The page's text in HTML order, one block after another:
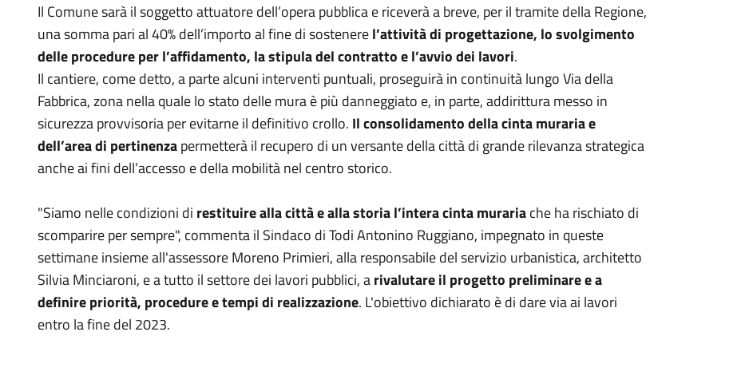
Il Comune sarà il soggetto attuatore dell’opera pubblica e riceverà a breve, per il tramite della Regione,
una somma pari al 40% dell’importo al fine di sostenerel’attività di progettazione, lo svolgimento
delle procedure per l’affidamento, la stipula del contratto e l’avvio dei lavori.
Il cantiere, come detto, a parte alcuni interventi puntuali, proseguirà in continuità lungo Via della
Fabbrica, zona nella quale lo stato delle mura è più danneggiato e, in parte, addirittura messo in
sicurezza provvisoria per evitarne il definitivo crollo. Il consolidamento della cinta muraria e
dell’area di pertinenzapermetterà il recupero di un versante della città di grande rilevanza strategica
anche ai fini dell’accesso e della mobilità nel centro storico.
"Siamo nelle condizioni di restituire alla città e alla storia l’intera cinta murariache ha rischiato di
scomparire per sempre", commenta il Sindaco di Todi Antonino Ruggiano, impegnato in queste
settimane insieme all'assessore Moreno Primieri, alla responsabile del servizio urbanistica, architetto
Silvia Minciaroni, e a tutto il settore dei lavori pubblici, arivalutare il progetto preliminare e a
definire priorità, procedure e tempi di realizzazione. L'obiettivo dichiarato è di dare via ai lavori
entro la fine del 2023.